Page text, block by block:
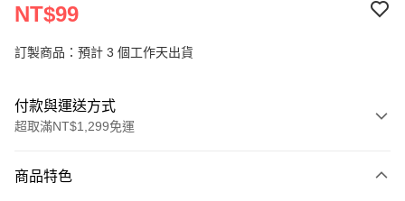
NT$99
訂製商品：預計 3 個工作天出貨
付款與運送方式
超取滿NT$1,299免運
信用卡一次付款
商品特色